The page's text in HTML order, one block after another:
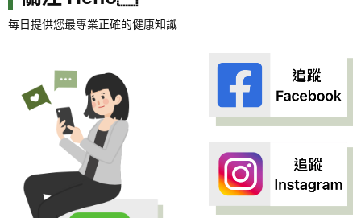
每日提供您最專業正確的健康知識